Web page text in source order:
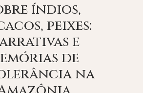
índios,
peixes:
e
de
na